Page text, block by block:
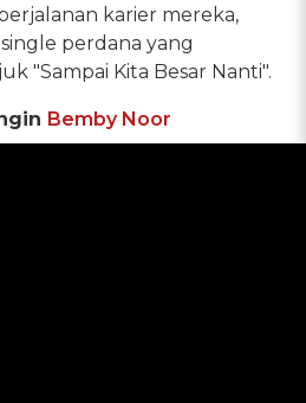
karier mereka,
perdana yang
"Sampai Kita Besar Nanti".
Bemby Noor